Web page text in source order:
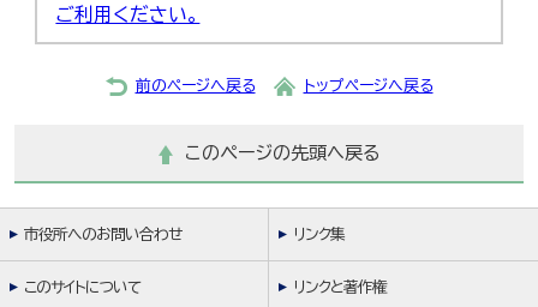
ご利用ください。
前のページへ戻る トップページへ戻る
このページの先頭へ戻る
市役所へのお問い合わせ リンク集
このサイトについて リンクと著作権